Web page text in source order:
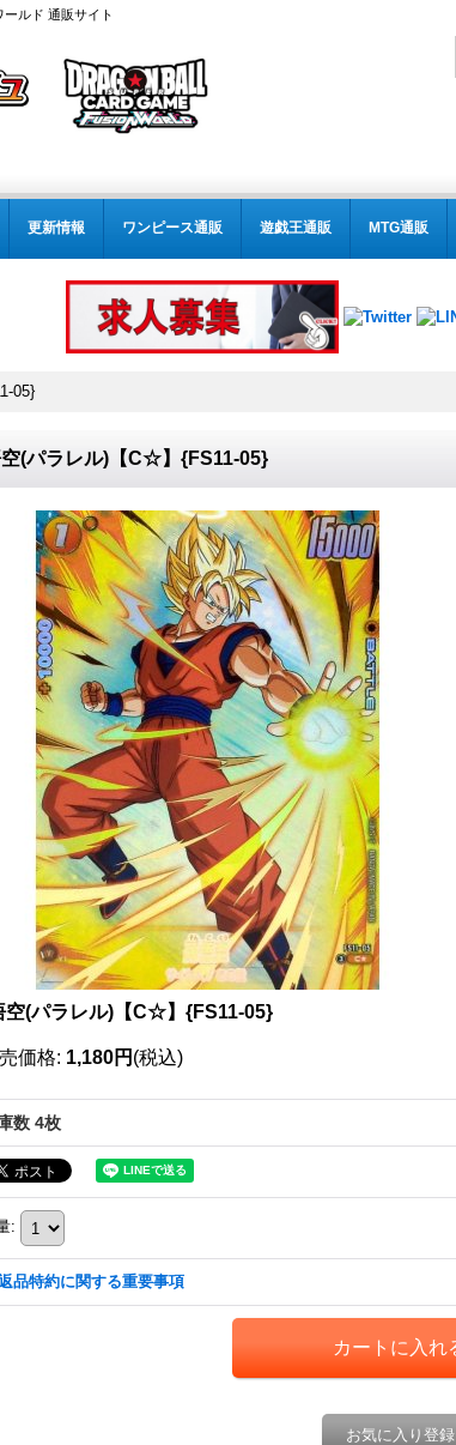
ルド 通販サイト
更新情報 ワンピース通販 遊戯王通販 MTG通販
05}
(パラレル)【C☆】{FS11-05}
空(パラレル)【C☆】{FS11-05}
価格: 1,180円 (税込)
数 4枚
:
品特約に関する重要事項
お気に入り登録